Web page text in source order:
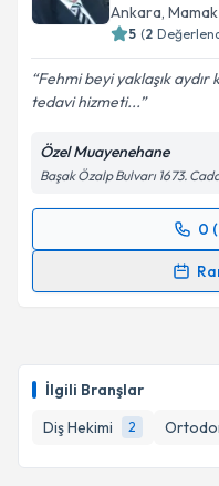
İlgili Branşlar
Diş Hekimi
2
Ankara, Mamak
5 (2
Fehmi beyi yaklaşık
tedavi hizmeti...
Özel Muayenehane
Başak Özalp Bulvarı 1673.
0
Randevu
E-posta Adresiniz